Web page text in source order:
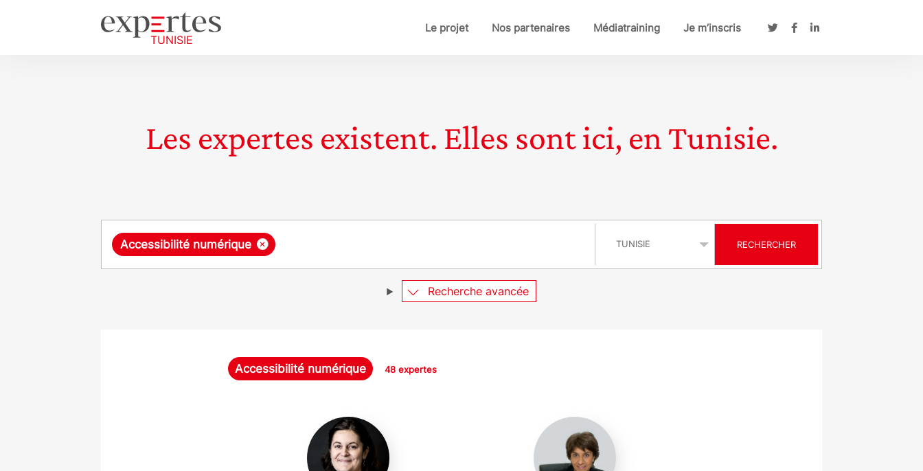
Le projet Nos partenaires Médiatraining Je m’inscris
Les expertes existent. Elles sont ici, en Tunisie.
Requête ×
Accessibilité numérique RECHERCHER
Recherche avancée
Accessibilité numérique 48 expertes
Armony
Altinier
Soraya
Kompany